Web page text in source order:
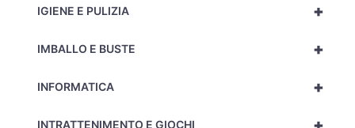
+
IGIENE E PULIZIA
+
IMBALLO E BUSTE
+
INFORMATICA
INTRATTENIMENTO E GIOCHI